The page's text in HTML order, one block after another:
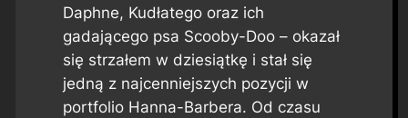
Daphne, Kudłatego oraz ich
gadającego psa Scooby-Doo – okazał
się strzałem w dziesiątkę i stał się
jedną z najcenniejszych pozycji w
portfolio Hanna-Barbera. Od czasu